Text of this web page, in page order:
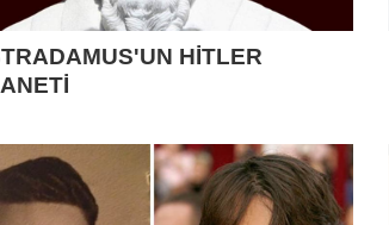
HİTLER